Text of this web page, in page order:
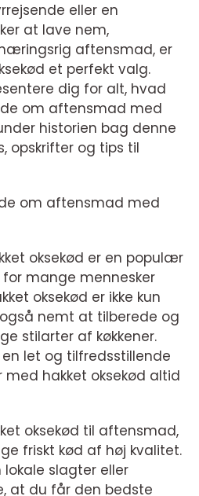
eller en
at lave nem,
aftensmad, er
et perfekt valg.
dig for alt, hvad
om aftensmad med
historien bag denne
opskrifter og tips til
om aftensmad med
oksekød er en populær
mange mennesker
oksekød er ikke kun
nemt at tilberede og
stilarter af køkkener.
let og tilfredsstillende
hakket oksekød altid
oksekød til aftensmad,
friskt kød af høj kvalitet.
slagter eller
at du får den bedste